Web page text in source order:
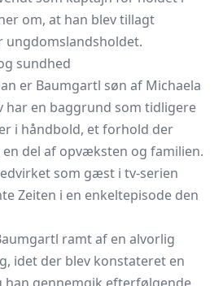
om, at han blev tillagt
sundhed
er Baumgartl søn af Michaela
har en baggrund som tidligere
i håndbold, et forhold der
del af opvæksten og familien.
som gæst i tv‑serien
Zeiten i en enkeltepisode den
ramt af en alvorlig
idet der blev konstateret en